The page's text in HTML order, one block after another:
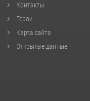
Контакты
Герои
Карта сайта
Открытые данные